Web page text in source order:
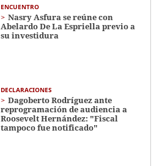
ENCUENTRO
Nasry Asfura se reúne con
Abelardo De La Espriella previo a
su investidura
DECLARACIONES
Dagoberto Rodríguez ante
reprogramación de audiencia a
Roosevelt Hernández: "Fiscal
tampoco fue notificado"